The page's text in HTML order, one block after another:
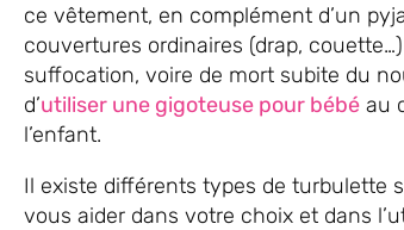
ce vêtement, en complément d’un
couvertures ordinaires (drap,
suffocation, voire de mort subite du
d’utiliser une gigoteuse pour bébé au
l’enfant.
Il existe différents types de turbulette
vous aider dans votre choix et dans